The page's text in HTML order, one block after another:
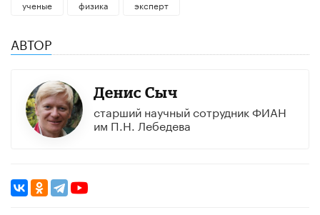
ученые физика эксперт
АВТОР
Денис Сыч
старший научный сотрудник ФИАН
им П.Н. Лебедева